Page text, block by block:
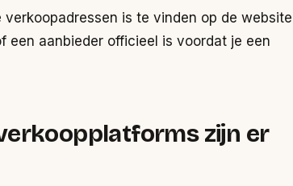
is te vinden op de website
een aanbieder officieel is voordat je een
zijn er